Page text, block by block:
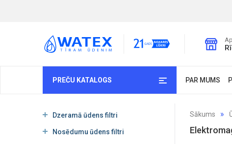
PREČU KATALOGS PAR MUMS
Dzeramā ūdens filtri
Nosēdumu ūdens filtri
Sākums